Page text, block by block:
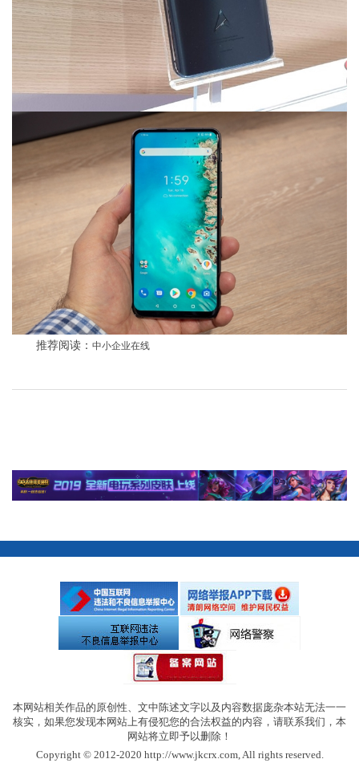
推荐阅读： 中小企业在线
本网站相关作品的原创性、文中陈述文字以及内容数据庞杂本站无法一一
核实，如果您发现本网站上有侵犯您的合法权益的内容，请联系我们，本
网站将立即予以删除！
Copyright © 2012-2020 http://www.jkcrx.com, All rights reserved.